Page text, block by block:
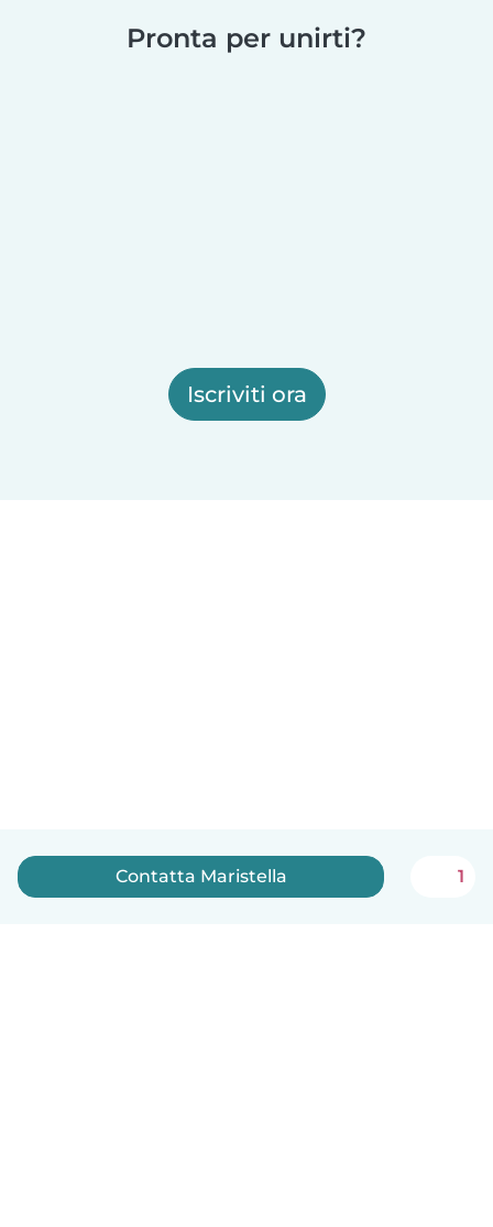
Pronta per unirti?
Iscriviti ora
Contatta Maristella 1